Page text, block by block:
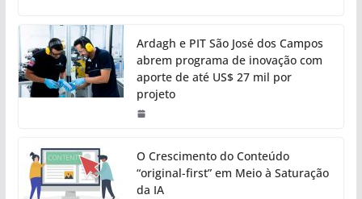
Ardagh e PIT São José dos Campos
abrem programa de inovação com
aporte de até US$ 27 mil por
projeto
O Crescimento do Conteúdo
“original-first” em Meio à Saturação
da IA